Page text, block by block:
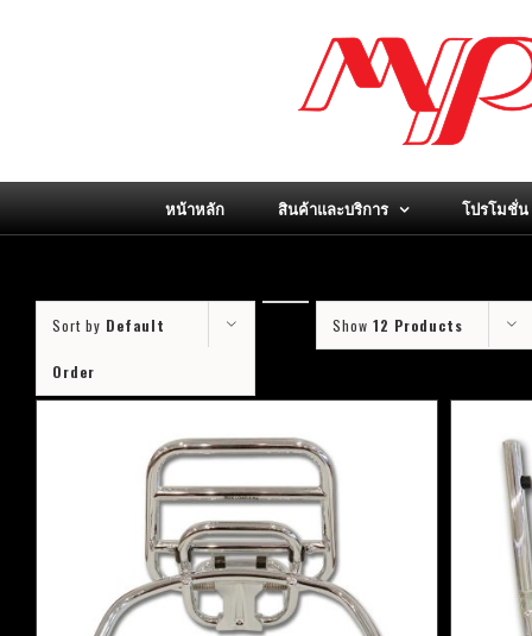
หน้าหลัก สินค้าและบริการ โปรโมชั่น
Sort by Default
Order
Show 12 Products